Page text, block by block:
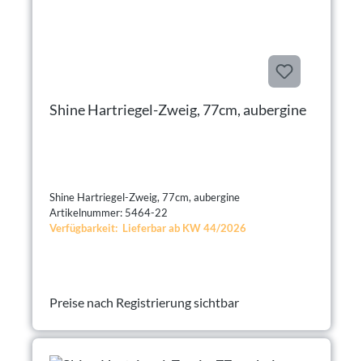
Shine Hartriegel-Zweig, 77cm, aubergine
Shine Hartriegel-Zweig, 77cm, aubergine
Artikelnummer: 5464-22
Verfügbarkeit: Lieferbar ab KW 44/2026
Preise nach Registrierung sichtbar